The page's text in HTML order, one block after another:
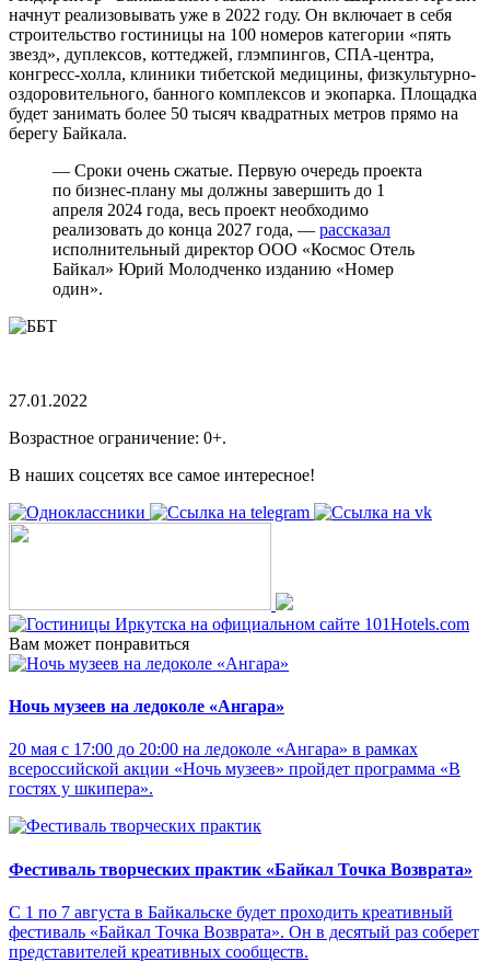
начнут реализовывать уже в 2022 году. Он включает в себя
строительство гостиницы на 100 номеров категории «пять
звезд», дуплексов, коттеджей, глэмпингов, СПА-центра,
конгресс-холла, клиники тибетской медицины, физкультурно-
оздоровительного, банного комплексов и экопарка. Площадка
будет занимать более 50 тысяч квадратных метров прямо на
берегу Байкала.
— Сроки очень сжатые. Первую очередь проекта
по бизнес-плану мы должны завершить до 1
апреля 2024 года, весь проект необходимо
реализовать до конца 2027 года, — рассказал
исполнительный директор ООО «Космос Отель
Байкал» Юрий Молодченко изданию «Номер
один».
27.01.2022
Возрастное ограничение: 0+.
В наших соцсетях все самое интересное!
Вам может понравиться
Ночь музеев на ледоколе «Ангара»
20 мая с 17:00 до 20:00 на ледоколе «Ангара» в рамках
всероссийской акции «Ночь музеев» пройдет программа «В
гостях у шкипера».
Фестиваль творческих практик «Байкал Точка Возврата»
С 1 по 7 августа в Байкальске будет проходить креативный
фестиваль «Байкал Точка Возврата». Он в десятый раз соберет
представителей креативных сообществ.